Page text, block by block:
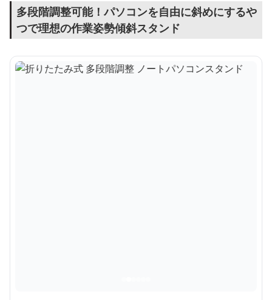
多段階調整可能！パソコンを自由に斜めにするや
つで理想の作業姿勢傾斜スタンド